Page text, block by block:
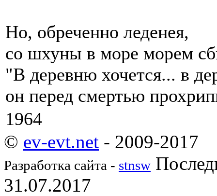
Но, обреченно леденея,
со шхуны в море морем
"В деревню хочется... в
он перед смертью
1964
© ev-evt.net - 2009-2017
Разработка сайта - stnsw
31.07.2017